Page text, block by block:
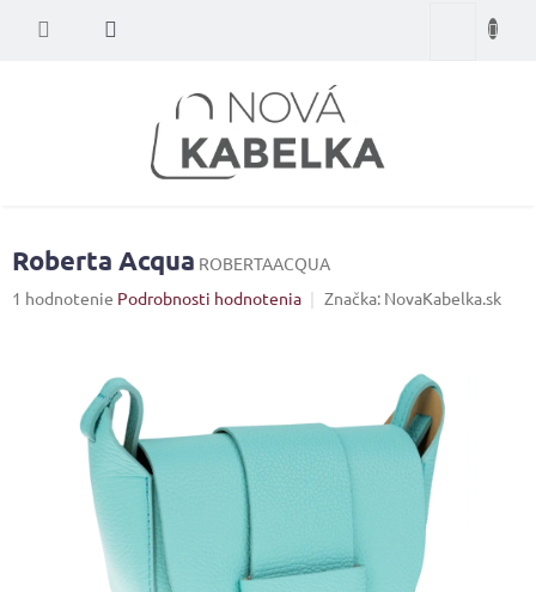
Nákupný
Roberta Acqua ROBERTAACQUA
Priemerné
hviezdičiek.
1 hodnotenie Podrobnosti hodnotenia Značka: NovaKabelka.sk